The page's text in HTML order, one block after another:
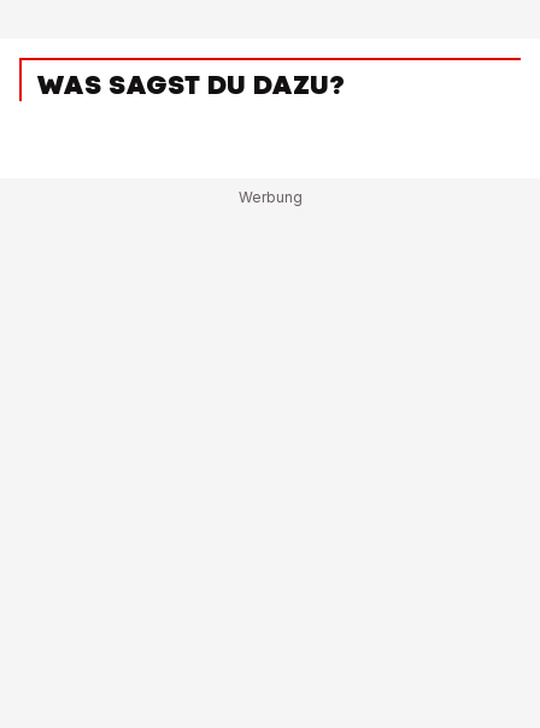
WAS SAGST DU DAZU?